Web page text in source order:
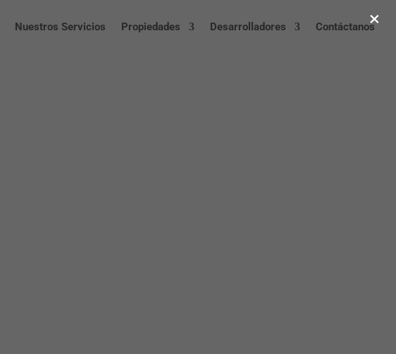
Nuestros Servicios Propiedades Desarrolladores Contáctanos×